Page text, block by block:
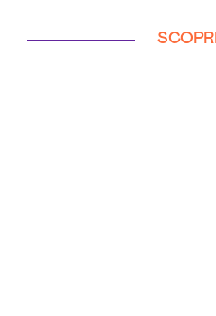
SCOPRI